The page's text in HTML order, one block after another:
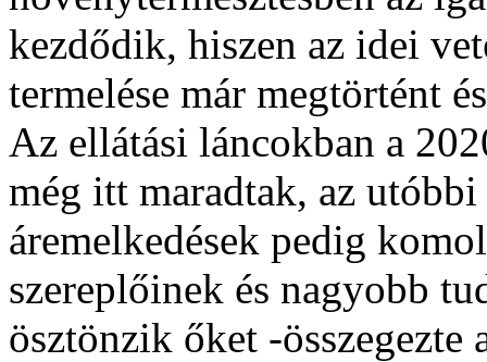
kezdődik, hiszen az idei
termelése már megtörtént
Az ellátási láncokban a
még itt maradtak, az
áremelkedések pedig
szereplőinek és nagyobb
ösztönzik őket -